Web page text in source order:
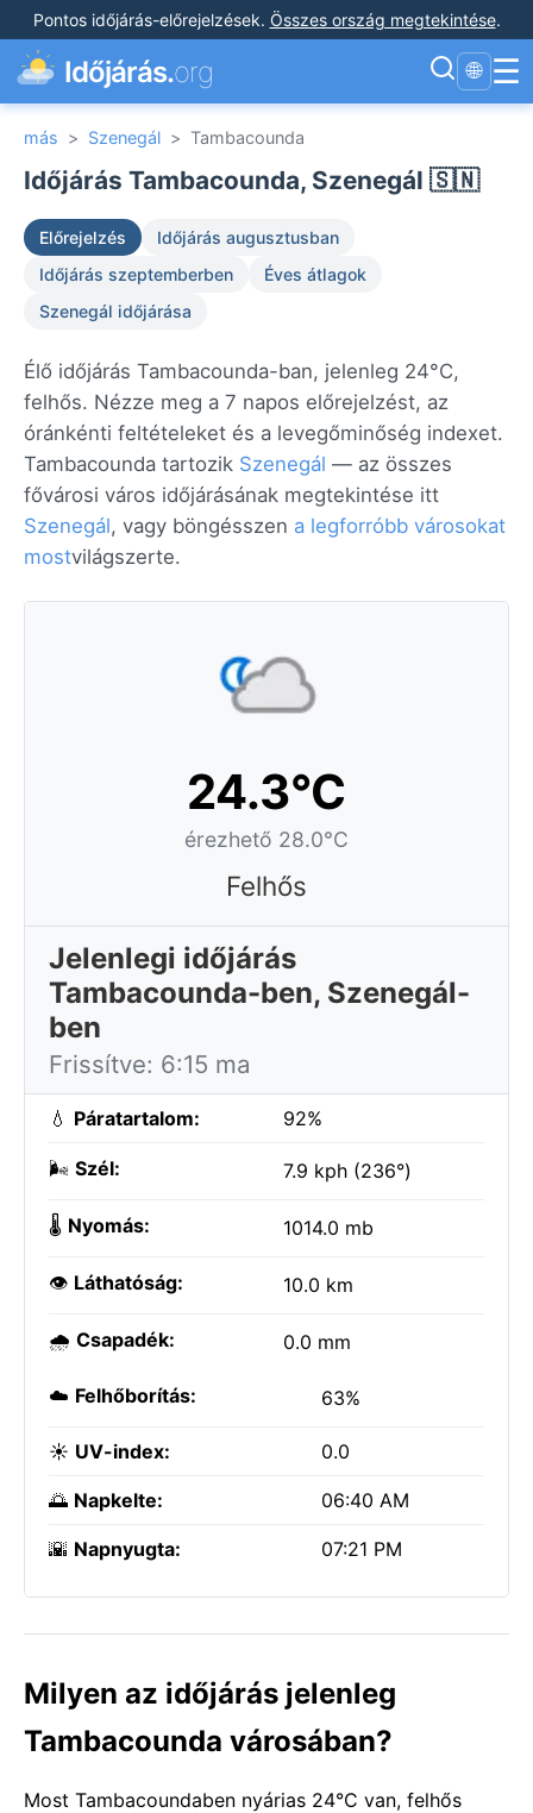
Pontos időjárás-előrejelzések. Összes ország megtekintése.
Időjárás.org 🌐 ☰
más > Szenegál > Tambacounda
Időjárás Tambacounda, Szenegál 🇸🇳
Előrejelzés
Időjárás augusztusban
Időjárás szeptemberben
Éves átlagok
Szenegál időjárása
Élő időjárás Tambacounda-ban, jelenleg 24°C,
felhős. Nézze meg a 7 napos előrejelzést, az
óránkénti feltételeket és a levegőminőség indexet.
Tambacounda tartozik Szenegál — az összes
fővárosi város időjárásának megtekintése itt
Szenegál, vagy böngésszen a legforróbb városokat
mostvilágszerte.
24.3°C
érezhető 28.0°C
Felhős
Jelenlegi időjárás
Tambacounda-ben, Szenegál-
ben
Frissítve: 6:15 ma
💧 Páratartalom: 92%
🌬️ Szél: 7.9 kph (236°)
🌡️ Nyomás: 1014.0 mb
👁️ Láthatóság: 10.0 km
🌧️ Csapadék: 0.0 mm
☁️ Felhőborítás: 63%
☀️ UV-index: 0.0
🌅 Napkelte: 06:40 AM
🌇 Napnyugta: 07:21 PM
Milyen az időjárás jelenleg
Tambacounda városában?
Most Tambacoundaben nyárias 24°C van, felhős